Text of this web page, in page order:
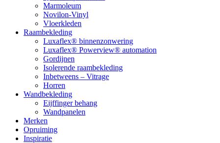
Marmoleum
Novilon-Vinyl
Vloerkleden
Raambekleding
Luxaflex® binnenzonwering
Luxaflex® Powerview® automation
Gordijnen
Isolerende raambekleding
Inbetweens – Vitrage
Horren
Wandbekleding
Eijffinger behang
Wandpanelen
Merken
Opruiming
Inspiratie